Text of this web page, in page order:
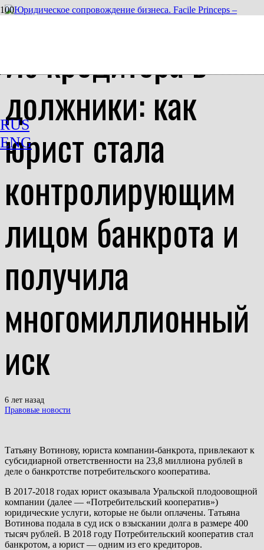
RUS
ENG
Из кредитора в
должники: как
юрист стала
контролирующим
лицом банкрота и
получила
многомиллионный
иск
6 лет назад
Правовые новости
Татьяну Вотинову, юриста компании-банкрота, привлекают к
субсидиарной ответственности на 23,8 миллиона рублей в
деле о банкротстве потребительского кооператива.
В 2017-2018 годах юрист оказывала Уральской плодоовощной
компании (далее — «Потребительский кооператив»)
юридические услуги, которые не были оплачены. Татьяна
Вотинова подала в суд иск о взыскании долга в размере 400
тысяч рублей. В 2018 году Потребительский кооператив стал
банкротом, а юрист — одним из его кредиторов.